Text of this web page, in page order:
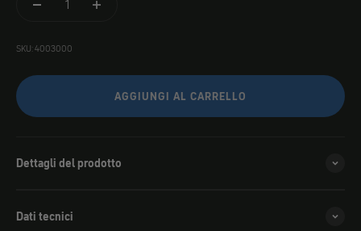
SKU: 4003000
AGGIUNGI AL CARRELLO
Dettagli del prodotto
Dati tecnici